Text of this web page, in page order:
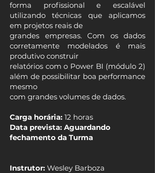
forma profissional e escalável
utilizando técnicas que aplicamos
em projetos reais de
grandes empresas. Com os dados
corretamente modelados é mais
produtivo construir
relatórios com o Power BI (módulo 2)
além de possibilitar boa performance
mesmo
com grandes volumes de dados.
Carga horária: 12 horas
Data prevista: Aguardando
fechamento da Turma
Instrutor: Wesley Barboza